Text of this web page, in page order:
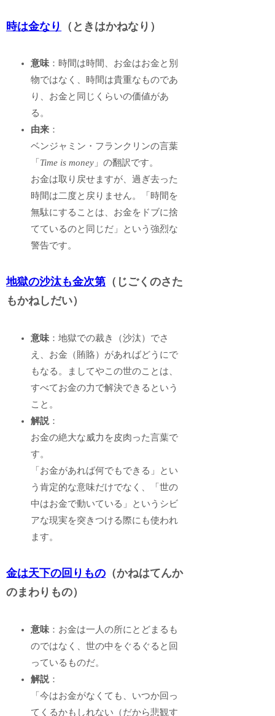
時は金なり （ときはかねなり）
意味：時間は時間、お金はお金と別
物ではなく、時間は貴重なものであ
り、お金と同じくらいの価値があ
る。
由来 ：
ベンジャミン・フランクリンの言葉
「 Time is money 」の翻訳です。
お金は取り戻せますが、過ぎ去った
時間は二度と戻りません。「時間を
無駄にすることは、お金をドブに捨
てているのと同じだ」という強烈な
警告です。
地獄の沙汰も金次第 （じごくのさた
もかねしだい）
意味 ：地獄での裁き（沙汰）でさ
え、お金（賄賂）があればどうにで
もなる。ましてやこの世のことは、
すべてお金の力で解決できるという
こと。
解説 ：
お金の絶大な威力を皮肉った言葉で
す。
「お金があれば何でもできる」とい
う肯定的な意味だけでなく、「世の
中はお金で動いている」というシビ
アな現実を突きつける際にも使われ
ます。
金は天下の回りもの （かねはてんか
のまわりもの）
意味 ：お金は一人の所にとどまるも
のではなく、世の中をぐるぐると回
っているものだ。
解説 ：
「今はお金がなくても、いつか回っ
てくるかもしれない（だから悲観す